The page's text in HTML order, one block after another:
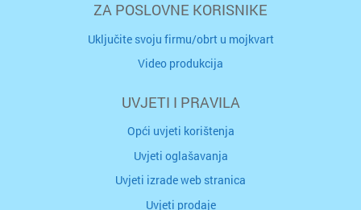
ZA POSLOVNE KORISNIKE
Uključite svoju firmu/obrt u mojkvart
Video produkcija
UVJETI I PRAVILA
Opći uvjeti korištenja
Uvjeti oglašavanja
Uvjeti izrade web stranica
Uvjeti prodaje